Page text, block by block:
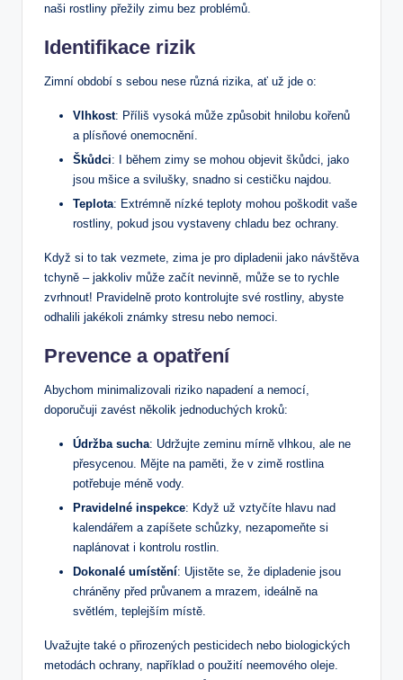
naši rostliny přežily zimu bez problémů.
Identifikace rizik
Zimní období s sebou nese různá rizika,⁢ ať už jde o:
Vlhkost: Příliš vysoká může ​způsobit hnilobu kořenů
a⁢ plísňové onemocnění.
Škůdci: I během⁢ zimy se mohou‍ objevit škůdci, jako
jsou mšice a ⁢svilušky, snadno ⁤si ​cestičku najdou.
Teplota: Extrémně nízké teploty mohou poškodit ‍vaše
rostliny, pokud jsou vystaveny chladu bez ochrany.
Když si to tak vezmete, zima je pro dipladenii jako návštěva‌
tchyně – jakkoliv může začít nevinně, může se to rychle
zvrhnout! Pravidelně proto kontrolujte své rostliny, abyste
odhalili jakékoli⁢ známky stresu nebo ⁤nemoci.
Prevence a opatření
Abychom minimalizovali riziko napadení ⁤a nemocí,
doporučuji zavést několik jednoduchých kroků:
Údržba sucha: Udržujte zeminu mírně vlhkou, ale ne
přesycenou. Mějte na ⁣paměti, že v zimě rostlina
potřebuje méně vody.
Pravidelné inspekce: Když už vztyčíte hlavu nad
kalendářem a zapíšete schůzky, nezapomeňte si
naplánovat i kontrolu rostlin.
Dokonalé umístění: Ujistěte se, že⁣ dipladenie jsou
chráněny před průvanem a mrazem, ideálně na
světlém, teplejším místě.
Uvažujte také o přirozených pesticidech nebo ⁣biologických
metodách ochrany, například ⁤o ‍použití neemového oleje. ​